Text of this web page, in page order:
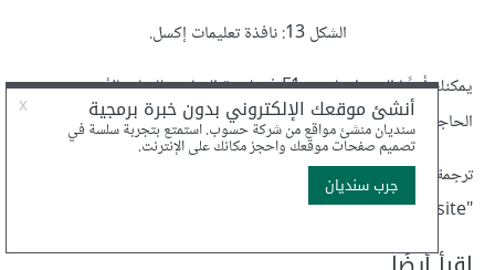
الشكل 13: نافذة تعليمات إكسل.
يمكنك أيضًا الضغط على زر F1 في لوحة المفاتيح للقيام بالأمر دون
الحاجة لاستخدام الفأرة.
ترجمة بتصرف للمقالAn Overview of Microsoft Excel
"calango website".